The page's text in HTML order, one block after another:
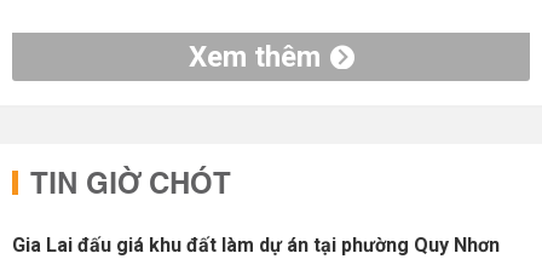
Xem thêm
TIN GIỜ CHÓT
Gia Lai đấu giá khu đất làm dự án tại phường Quy Nhơn